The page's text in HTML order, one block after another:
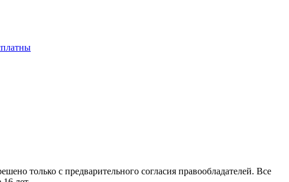
только с предварительного согласия правообладателей. Все